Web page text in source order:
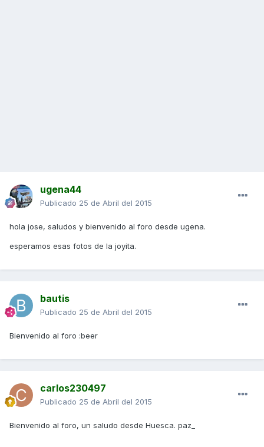
ugena44
Publicado 25 de Abril del 2015
hola jose, saludos y bienvenido al foro desde ugena.
esperamos esas fotos de la joyita.
bautis
Publicado 25 de Abril del 2015
Bienvenido al foro :beer
carlos230497
Publicado 25 de Abril del 2015
Bienvenido al foro, un saludo desde Huesca. paz_